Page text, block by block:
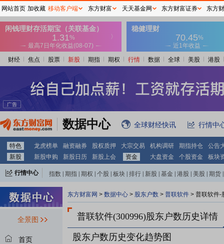
财经 焦点 股票 新股 期指 期权 行情 数据 全球 美股 港股
数据中心 全球财经快讯 行情中
特色 龙虎榜单 融资融券 股权质押 大宗交易 机构调研 期指持仓
公告
新股
新股申购 新股日历 新股上会 资金 大盘资金 个股资金 板块
行情中心 指数 期指 期权 个股 板块 排行 新股 基金 港股 美股 期货
全景图
首页
东方财富网 > 数据中心 > 股东户数 > 普联软件 > 普联软件-
普联软件(300996)股东户数历史详情
股东户数历史变化趋势图
网站首页 加收藏 移动客户端 东方财富 天天基金网 东方财富证券 东方